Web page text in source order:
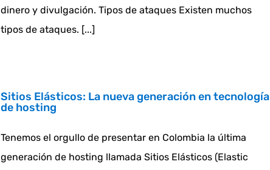
dinero y divulgación. Tipos de ataques Existen muchos
tipos de ataques. [...]
Sitios Elásticos: La nueva generación en tecnología
de hosting
Tenemos el orgullo de presentar en Colombia la última
generación de hosting llamada Sitios Elásticos (Elastic